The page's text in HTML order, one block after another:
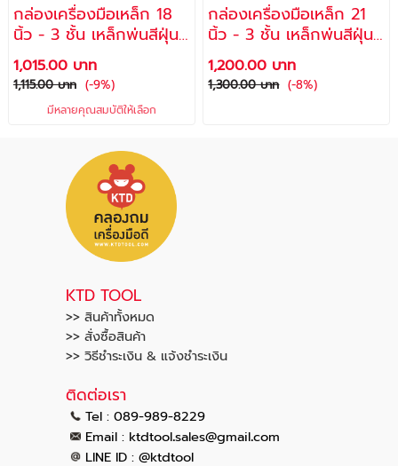
กล่องเครื่องมือเหล็ก 18
นิ้ว - 3 ชั้น เหล็กพ่นสีฝุ่น
รุ่น 05 / MITSANA
1,015.00 บาท
1,115.00 บาท (-9%)
มีหลายคุณสมบัติให้เลือก
กล่องเครื่องมือเหล็ก 21
นิ้ว - 3 ชั้น เหล็กพ่นสีฝุ่น
รุ่น 06 / MITSANA
1,200.00 บาท
1,300.00 บาท (-8%)
KTD TOOL
>> สินค้าทั้งหมด
>> สั่งซื้อสินค้า
>> วิธีชำระเงิน & แจ้งชำระเงิน
ติดต่อเรา
Tel : 089-989-8229
Email : ktdtool.sales@gmail.com
LINE ID : @ktdtool